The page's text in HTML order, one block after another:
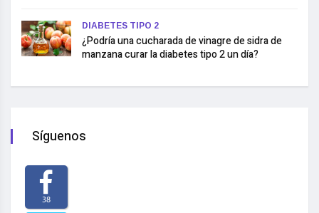
DIABETES TIPO 2
¿Podría una cucharada de vinagre de sidra de
manzana curar la diabetes tipo 2 un día?
Síguenos
38